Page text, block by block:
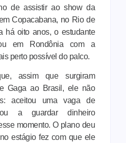
de assistir ao show da
Copacabana, no Rio de
há oito anos, o estudante
em Rondônia com a
perto possível do palco.
assim que surgiram
Gaga ao Brasil, ele não
aceitou uma vaga de
a guardar dinheiro
momento. O plano deu
estágio fez com que ele